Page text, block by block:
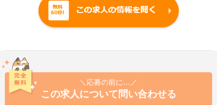
＼応募の前に…／
この求人について問い合わせる